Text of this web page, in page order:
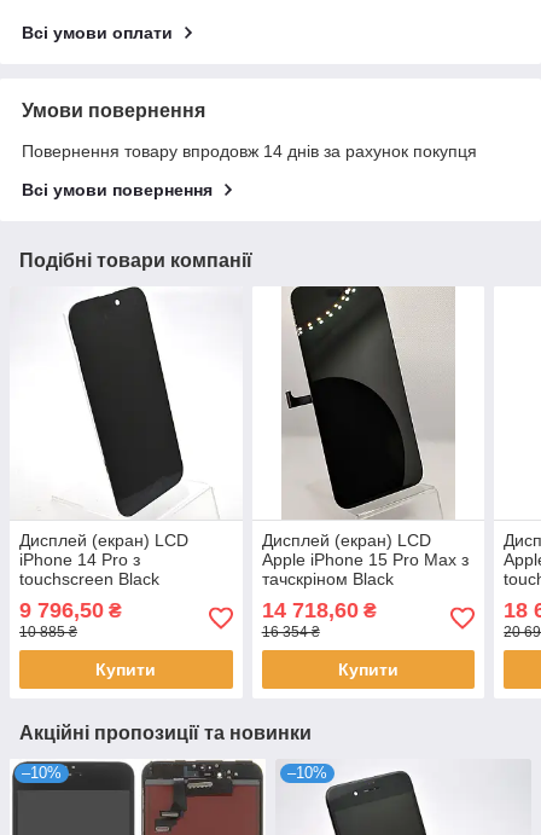
Всі умови оплати
Умови повернення
Повернення товару впродовж 14 днів за рахунок покупця
Всі умови повернення
Подібні товари компанії
Дисплей (екран) LCD
iPhone 14 Pro з
touchscreen Black
9 796,50 ₴
10 885 ₴
Купити
Дисплей (екран) LCD
Apple iPhone 15 Pro Max з
тачскріном Black
14 718,60₴
16 354 ₴
Купити
18
20
Акційні пропозиції та новинки
–10% –10%